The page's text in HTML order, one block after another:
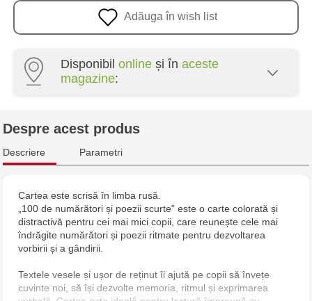
Adăuga în wish list
Disponibil online și în aceste
magazine:
Multistore Centru - bd. Cantemir, 6
Jucărenia Bălți - str. Alexandru Cel Bun, 5
Jucărenia Cahul - str. Ștefan cel Mare, 29А
Multistore Telecentru - str. N. Testemițanu
Despre acest produs
Descriere Parametri
Cartea este scrisă în limba rusă.
„100 de numărători și poezii scurte” este o carte colorată și
distractivă pentru cei mai mici copii, care reunește cele mai
îndrăgite numărători și poezii ritmate pentru dezvoltarea
vorbirii și a gândirii.
Textele vesele și ușor de reținut îi ajută pe copii să învețe
cuvinte noi, să își dezvolte memoria, ritmul și exprimarea